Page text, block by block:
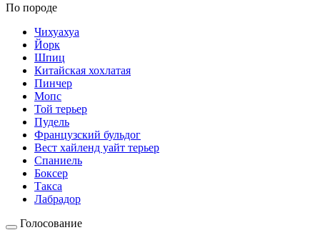
По породе
Чихуахуа
Йорк
Шпиц
Китайская хохлатая
Пинчер
Мопс
Той терьер
Пудель
Французский бульдог
Вест хайленд уайт терьер
Спаниель
Боксер
Такса
Лабрадор
Голосование